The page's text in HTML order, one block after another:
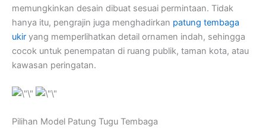
memungkinkan desain dibuat sesuai permintaan. Tidak
hanya itu, pengrajin juga menghadirkan patung tembaga
ukir yang memperlihatkan detail ornamen indah, sehingga
cocok untuk penempatan di ruang publik, taman kota, atau
kawasan peringatan.
Pilihan Model Patung Tugu Tembaga